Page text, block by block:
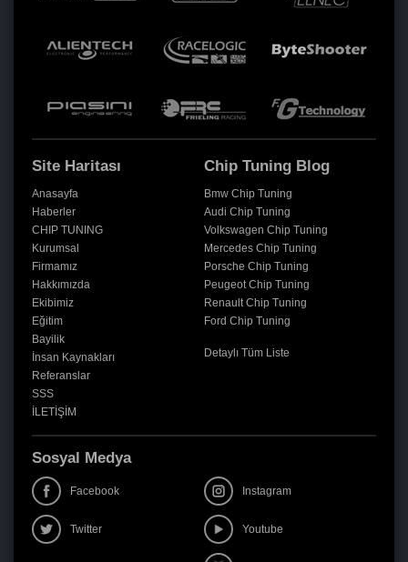
Site Haritası
Anasayfa
Haberler
CHIP TUNING
Kurumsal
Firmamız
Hakkımızda
Ekibimiz
Eğitim
Bayilik
İnsan Kaynakları
Referanslar
SSS
İLETİŞİM
Chip Tuning Blog
Bmw Chip Tuning
Audi Chip Tuning
Volkswagen Chip Tuning
Mercedes Chip Tuning
Porsche Chip Tuning
Peugeot Chip Tuning
Renault Chip Tuning
Ford Chip Tuning
Detaylı Tüm Liste
Sosyal Medya
Facebook Instagram
Twitter Youtube